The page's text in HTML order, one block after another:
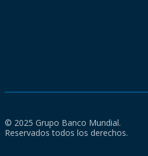
© 2025 Grupo Banco Mundial.
Reservados todos los derechos.